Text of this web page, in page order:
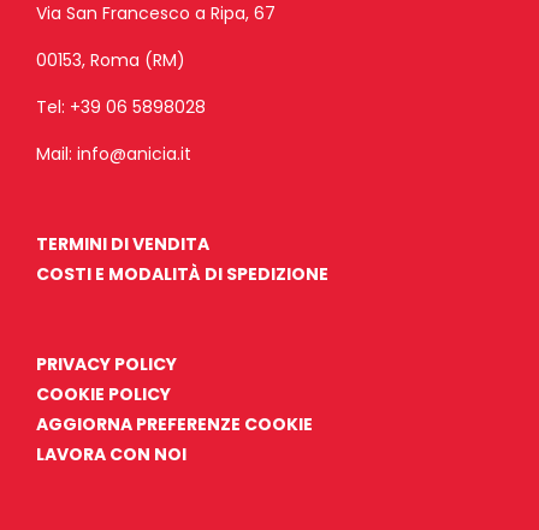
Via San Francesco a Ripa, 67
00153, Roma (RM)
Tel: +39 06 5898028
Mail: info@anicia.it
TERMINI DI VENDITA
COSTI E MODALITÀ DI SPEDIZIONE
PRIVACY POLICY
COOKIE POLICY
AGGIORNA PREFERENZE COOKIE
LAVORA CON NOI